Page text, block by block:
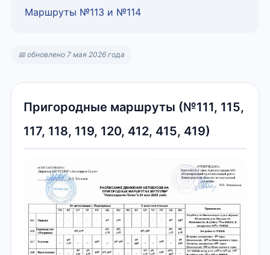
Маршруты №113 и №114
📅 обновлено 7 мая 2026 года
Пригородные маршруты (№111, 115,
117, 118, 119, 120, 412, 415, 419)